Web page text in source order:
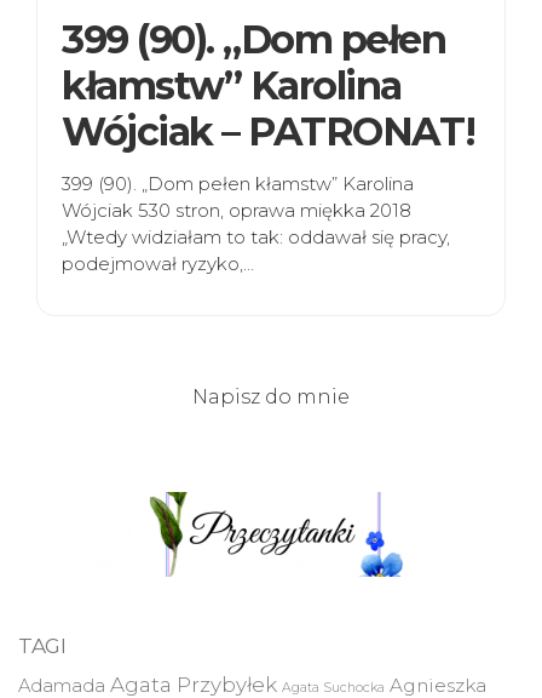
399 (90). „Dom pełen
kłamstw” Karolina
Wójciak – PATRONAT!
399 (90). „Dom pełen kłamstw” Karolina
Wójciak 530 stron, oprawa miękka 2018
„Wtedy widziałam to tak: oddawał się pracy,
podejmował ryzyko,…
Napisz do mnie
TAGI
Adamada Agata Przybyłek Agata Suchocka Agnieszka